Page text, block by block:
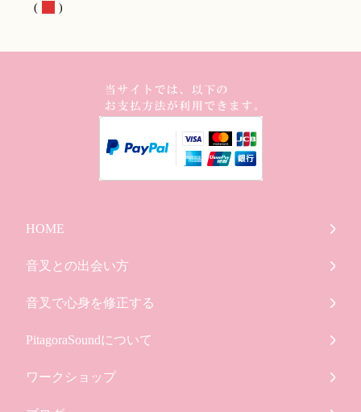
( )
HOME
音叉との出会い方
音叉で心身を修正する
PitagoraSoundについて
ワークショップ